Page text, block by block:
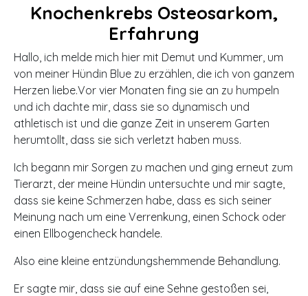
Knochenkrebs Osteosarkom,
Erfahrung
Hallo, ich melde mich hier mit Demut und Kummer, um
von meiner Hündin Blue zu erzählen, die ich von ganzem
Herzen liebe.Vor vier Monaten fing sie an zu humpeln
und ich dachte mir, dass sie so dynamisch und
athletisch ist und die ganze Zeit in unserem Garten
herumtollt, dass sie sich verletzt haben muss.
Ich begann mir Sorgen zu machen und ging erneut zum
Tierarzt, der meine Hündin untersuchte und mir sagte,
dass sie keine Schmerzen habe, dass es sich seiner
Meinung nach um eine Verrenkung, einen Schock oder
einen Ellbogencheck handele.
Also eine kleine entzündungshemmende Behandlung.
Er sagte mir, dass sie auf eine Sehne gestoßen sei,